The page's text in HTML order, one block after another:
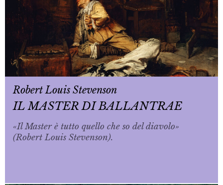
Robert Louis Stevenson
IL MASTER DI BALLANTRAE
«Il Master è tutto quello che so del diavolo»
(Robert Louis Stevenson).